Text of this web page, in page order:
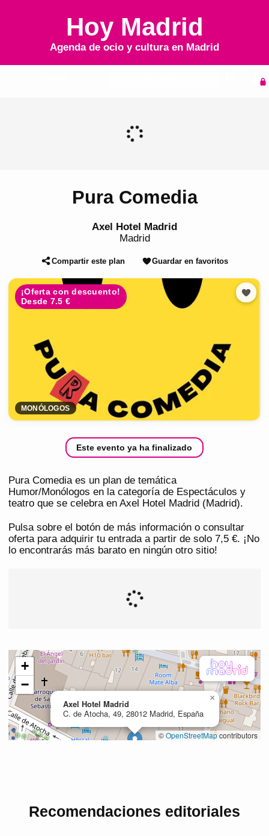
Hoy Madrid
Agenda de ocio y cultura en Madrid
Pura Comedia
Axel Hotel Madrid
Madrid
Compartir este plan Guardar en favoritos
¡Oferta con descuento!
Desde 7.5 €
MONÓLOGOS
Este evento ya ha finalizado
Pura Comedia es un plan de temática
Humor/Monólogos en la categoría de Espectáculos y
teatro que se celebra en Axel Hotel Madrid (Madrid).
Pulsa sobre el botón de más información o consultar
oferta para adquirir tu entrada a partir de solo 7,5 €. ¡No
lo encontrarás más barato en ningún otro sitio!
Recomendaciones editoriales